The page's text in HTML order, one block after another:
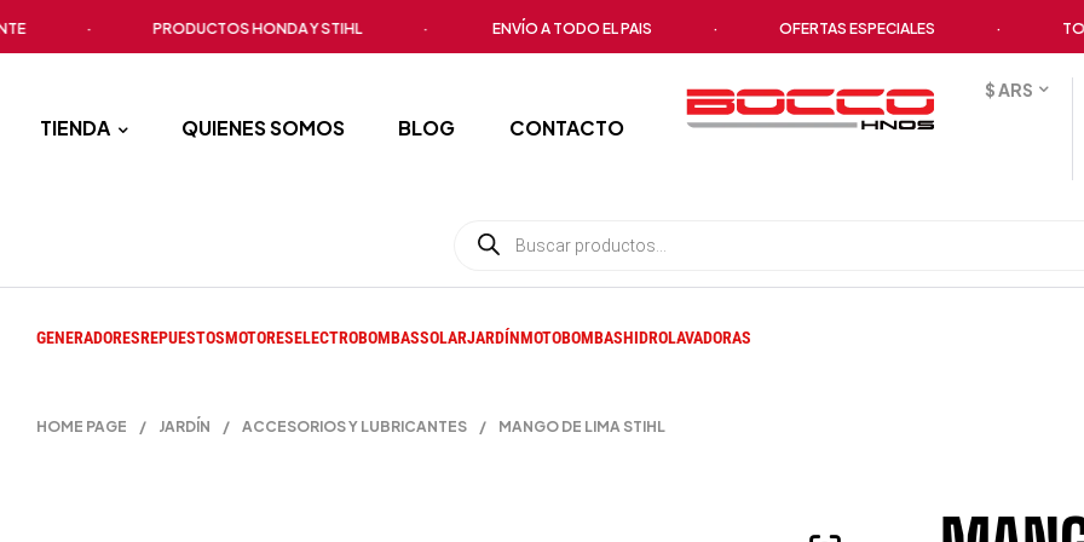
PRODUCTOS HONDA Y STIHL ENVÍO A TODO EL PAIS OFERTAS ESPECIALES
TIENDA QUIENES SOMOS BLOG CONTACTO
$ ARS
GENERADORESREPUESTOSMOTORESELECTROBOMBASSOLARJARDÍNMOTOBOMBASHIDROLAVADORAS
HOME PAGE / JARDÍN / ACCESORIOS Y LUBRICANTES / MANGO DE LIMA STIHL